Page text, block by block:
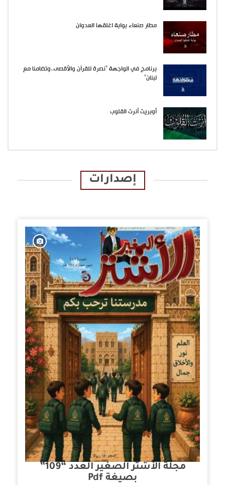
مطار صنعاء بوابة اغلقها العدوان
برنامج في الواجهة “نصرة للقرآن والأقصى..وتضامنا مع
لبنان”
أوبريت أنرت القلوب
إصدارات
مجلة الأشتر الصغير العدد “109”
بصيغة Pdf